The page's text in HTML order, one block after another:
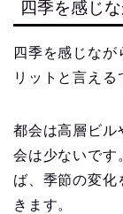
四季を感じ
四季を感じなが
リットと言える
都会は高層ビル
会は少ないです
ば、季節の変化
きます。